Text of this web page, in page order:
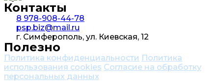
Контакты
8 978-908-44-78
psp.biz@mail.ru
г. Симферополь, ул. Киевская, 12
Полезно
Политика конфиденциальности Политика
использования cookies Согласие на обработку
персональных данных